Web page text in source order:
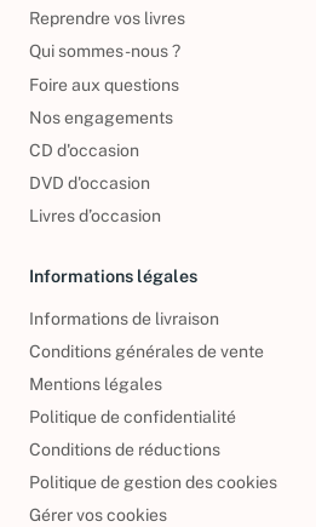
Reprendre vos livres
Qui sommes-nous ?
Foire aux questions
Nos engagements
CD d'occasion
DVD d'occasion
Livres d’occasion
Informations légales
Informations de livraison
Conditions générales de vente
Mentions légales
Politique de confidentialité
Conditions de réductions
Politique de gestion des cookies
Gérer vos cookies